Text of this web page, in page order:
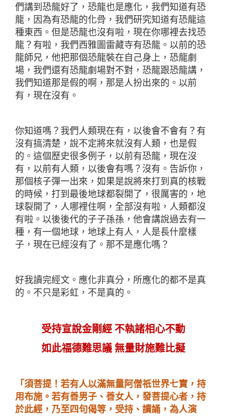
們講到恐龍好了，恐龍也是應化，我們知道有恐
龍，因為有恐龍的化骨，我們研究知道有恐龍這
種東西。但是恐龍也沒有啦，現在你哪裡去找恐
龍？有啦，我們西雅圖雷藏寺有恐龍。以前的恐
龍師兄，他把那個恐龍裝在自己身上，恐龍劇
場，我們還有恐龍劇場對不對，恐龍跟恐龍講，
我們知道那是假的啊，那是人扮出來的。以前
有，現在沒有。
你知道嗎？我們人類現在有，以後會不會有？有
沒有搞清楚，說不定將來就沒有人類，也是假
的。這個歷史很多例子，以前有恐龍，現在沒
有，以前有人類，以後會有嗎？沒有。告訴你，
那個核子彈一出來，如果是說將來打到真的核戰
的時候，打到最後地球都裂開了，很厲害的，地
球裂開了，人哪裡住啊，全部沒有啦，人類都沒
有啦。以後後代的子子孫孫，他會講說過去有一
種，有一個地球，地球上有人，人是長什麼樣
子，現在已經沒有了。那不是應化嗎？
好我讀完經文。應化非真分，所應化的都不是真
的。不只是彩虹，不是真的。
受持宣說金剛經 不執諸相心不動
如此福德難思議 無量財施難比擬
「須菩提！若有人以滿無量阿僧祇世界七寶，持
用布施。若有善男子、善女人，發菩提心者，持
於此經，乃至四句偈等，受持、讀誦，為人演